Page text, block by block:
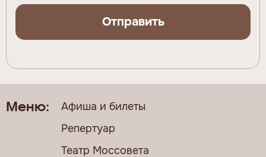
Отправить
Меню:
Афиша и билеты
Репертуар
Театр Моссовета